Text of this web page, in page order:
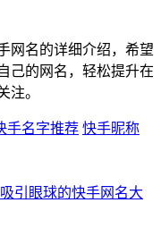
网名的详细介绍，希望
己的网名，轻松提升在
注。
手名字推荐 快手昵称
引眼球的快手网名大